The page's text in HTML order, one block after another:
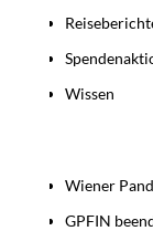
Wissen
Wiener
GPFIN